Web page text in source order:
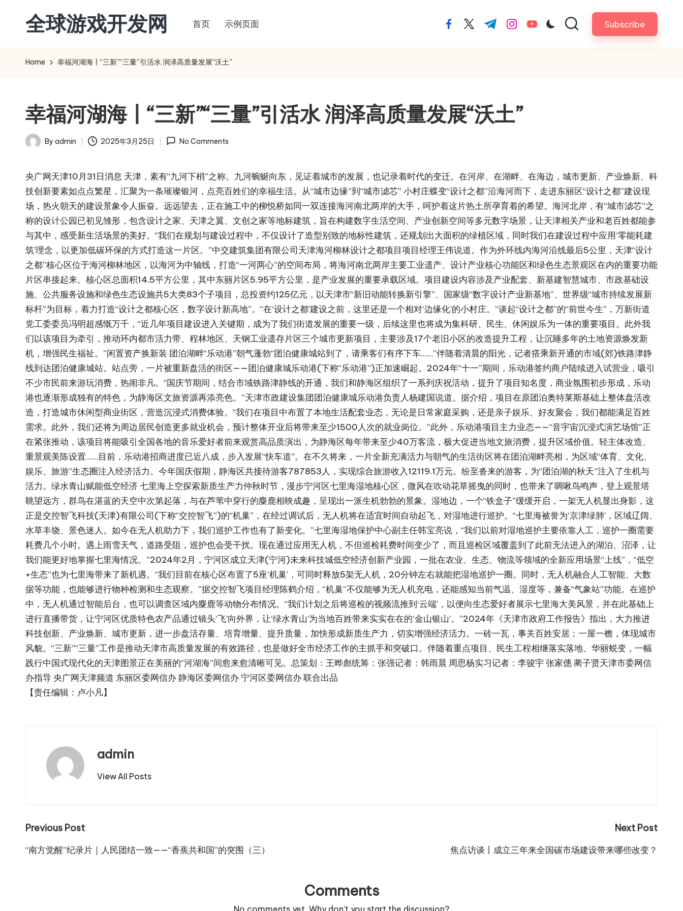
content
全球游戏开发网 首页 示例页面 facebook.com
twitter.com
t.me instagram.com
youtube.com Subscribe
Home 幸福河湖海丨“三新”“三量”引活水 润泽高质量发展“沃土”
幸福河湖海丨“三新”“三量”引活水 润泽高质量发展“沃土”
Posted
By admin 2025年3月25日 No Comments
央广网天津10月31日消息 天津，素有“九河下梢”之称。九河蜿蜒向东，见证着城市的发展，也记录着时代的变迁。在河岸、在湖畔、在海边，城市更新、产业焕新、科
技创新要素如点点繁星，汇聚为一条璀璨银河，点亮百姓们的幸福生活。从“城市边缘”到“城市滤芯” 小村庄蝶变“设计之都”沿海河而下，走进东丽区“设计之都”建设现
场，热火朝天的建设景象令人振奋。远远望去，正在施工中的柳悦桥如同一双连接海河南北两岸的大手，呵护着这片热土所孕育着的希望。海河北岸，有“城市滤芯”之
称的设计公园已初见雏形，包含设计之家、天津之翼、文创之家等地标建筑，旨在构建数字生活空间、产业创新空间等多元数字场景，让天津相关产业和老百姓都能参
与其中，感受新生活场景的美好。“我们在规划与建设过程中，不仅设计了造型别致的地标性建筑，还规划出大面积的绿植区域，同时我们在建设过程中应用‘零能耗建
筑’理念，以更加低碳环保的方式打造这一片区。”中交建筑集团有限公司天津海河柳林设计之都项目项目经理王伟说道。作为外环线内海河沿线最后5公里，天津“设计
之都”核心区位于海河柳林地区，以海河为中轴线，打造“一河两心”的空间布局，将海河南北两岸主要工业遗产、设计产业核心功能区和绿色生态景观区在内的重要功能
片区串接起来。核心区总面积14.5平方公里，其中东丽片区5.95平方公里，是产业发展的重要承载区域。项目建设内容涉及产业配套、新基建智慧城市、市政基础设
施、公共服务设施和绿色生态设施共5大类83个子项目，总投资约125亿元，以天津市“新旧动能转换新引擎”、国家级“数字设计产业新基地”、世界级“城市持续发展新
标杆”为目标，着力打造“设计之都核心区，数字设计新高地”。“在‘设计之都’建设之前，这里还是一个相对‘边缘化’的小村庄。”谈起“设计之都”的“前世今生”，万新街道
党工委委员冯明超感慨万千，“近几年项目建设进入关键期，成为了我们街道发展的重要一级，后续这里也将成为集科研、民生、休闲娱乐为一体的重要项目。此外我
们以该项目为牵引，推动环内都市活力带、程林地区、天钢工业遗存片区三个城市更新项目，主要涉及17个老旧小区的改造提升工程，让沉睡多年的土地资源焕发新
机，增强民生福祉。”闲置资产换新装 团泊湖畔“乐动港”朝气蓬勃“团泊健康城站到了，请乘客们有序下车……”伴随着清晨的阳光，记者搭乘新开通的市域(郊)铁路津静
线到达团泊健康城站。站点旁，一片被重新盘活的街区——团泊健康城乐动港(下称“乐动港”)正加速崛起。2024年“十一”期间，乐动港签约商户陆续进入试营业，吸引
不少市民前来游玩消费，热闹非凡。“国庆节期间，结合市域铁路津静线的开通，我们和静海区组织了一系列庆祝活动，提升了项目知名度，商业氛围初步形成，乐动
港也逐渐形成独有的特色，为静海区文旅资源再添亮色。”天津市政建设集团团泊健康城乐动港负责人杨建国说道。据介绍，项目在原团泊奥特莱斯基础上整体盘活改
造，打造城市休闲型商业街区，营造沉浸式消费体验。“我们在项目中布置了本地生活配套业态，无论是日常家庭采购，还是亲子娱乐、好友聚会，我们都能满足百姓
需求。此外，我们还将为周边居民创造更多就业机会，预计整体开业后将带来至少1500人次的就业岗位。”此外，乐动港项目主力业态——“音宇宙沉浸式演艺场馆”正
在紧张推动，该项目将能吸引全国各地的音乐爱好者前来观赏高品质演出，为静海区每年带来至少40万客流，极大促进当地文旅消费，提升区域价值。轻主体改造、
重景观美陈设置……目前，乐动港招商进度已近八成，步入发展“快车道”。在不久将来，一片全新充满活力与朝气的生活街区将在团泊湖畔亮相，为区域“体育、文化、
娱乐、旅游”生态圈注入经济活力。今年国庆假期，静海区共接待游客787853人，实现综合旅游收入12119.1万元。纷至沓来的游客，为“团泊湖的秋天”注入了生机与
活力。绿水青山赋能低空经济 七里海上空探索新质生产力仲秋时节，漫步宁河区七里海湿地核心区，微风在吹动花草摇曳的同时，也带来了啁啾鸟鸣声，登上观景塔
眺望远方，群鸟在湛蓝的天空中次第起落，与在芦苇中穿行的麋鹿相映成趣，呈现出一派生机勃勃的景象。湿地边，一个“铁盒子”缓缓开启，一架无人机显出身影，这
正是交控智飞科技(天津)有限公司(下称“交控智飞”)的“机巢”，在经过调试后，无人机将在适宜时间自动起飞，对湿地进行巡护。“七里海被誉为‘京津绿肺’，区域辽阔、
水草丰饶、景色迷人。如今在无人机助力下，我们巡护工作也有了新变化。”七里海湿地保护中心副主任韩宝亮说，“我们以前对湿地巡护主要依靠人工，巡护一圈需要
耗费几个小时。遇上雨雪天气，道路受阻，巡护也会受干扰。现在通过应用无人机，不但巡检耗费时间变少了，而且巡检区域覆盖到了此前无法进入的湖泊、沼泽，让
我们能更好地掌握七里海情况。”2024年2月，宁河区成立天津(宁河)未来科技城低空经济创新产业园，一批在农业、生态、物流等领域的全新应用场景“上线”，“低空
+生态”也为七里海带来了新机遇。“我们目前在核心区布置了5座‘机巢’，可同时释放5架无人机，20分钟左右就能把湿地巡护一圈。同时，无人机融合人工智能、大数
据等功能，也能够进行物种检测和生态观察。”据交控智飞项目经理陈鹤介绍，“机巢”不仅能够为无人机充电，还能感知当前气温、湿度等，兼备“气象站”功能。在巡护
中，无人机通过智能后台，也可以调查区域内麋鹿等动物分布情况。“我们计划之后将巡检的视频流推到‘云端’，以便向生态爱好者展示七里海大美风景，并在此基础上
进行直播带货，让宁河区优质特色农产品通过镜头‘飞’向外界，让‘绿水青山’为当地百姓带来实实在在的‘金山银山’。”2024年《天津市政府工作报告》指出，大力推进
科技创新、产业焕新、城市更新，进一步盘活存量、培育增量、提升质量，加快形成新质生产力，切实增强经济活力。一砖一瓦，事关百姓安居；一屋一檐，体现城市
风貌。“三新”“三量”工作是推动天津市高质量发展的有效路径，也是做好全市经济工作的主抓手和突破口。伴随着重点项目、民生工程相继落实落地、华丽蜕变，一幅
践行中国式现代化的天津图景正在美丽的“河湖海”间愈来愈清晰可见。总策划：王晔彪统筹：张强记者：韩雨晨 周思杨实习记者：李骏宇 张家僡 蔺子贤天津市委网信
办指导 央广网天津频道 东丽区委网信办 静海区委网信办 宁河区委网信办 联合出品
【责任编辑：卢小凡】
admin
View All Posts
Post
navigation
Previous Post
“南方觉醒”纪录片｜人民团结一致——“香蕉共和国”的突围（三）
Next Post
焦点访谈丨成立三年来全国碳市场建设带来哪些改变？
Comments
No comments yet. Why don’t you start the discussion?